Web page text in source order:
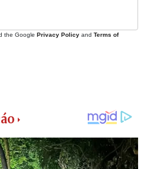
Thị trường
the Google Privacy Policy and Terms of